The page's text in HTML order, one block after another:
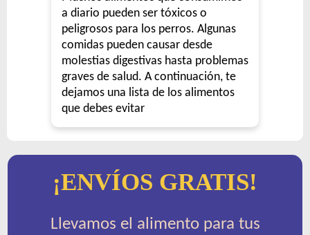
a diario pueden ser tóxicos o
peligrosos para los perros. Algunas
comidas pueden causar desde
molestias digestivas hasta problemas
graves de salud. A continuación, te
dejamos una lista de los alimentos
que debes evitar
¡ENVÍOS GRATIS!
Llevamos el alimento para tus